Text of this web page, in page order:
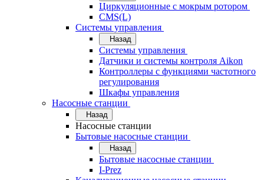
Циркуляционные с мокрым ротором
CMS(L)
Системы управления
Назад
Системы управления
Датчики и системы контроля Aikon
Контроллеры с функциями частотного
регулирования
Шкафы управления
Насосные станции
Назад
Насосные станции
Бытовые насосные станции
Назад
Бытовые насосные станции
I-Prez